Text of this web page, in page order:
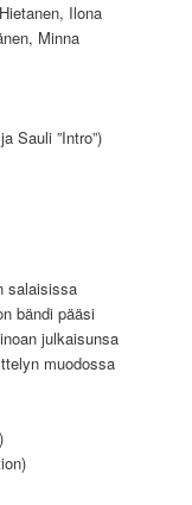
Ilona
Minna
Sauli ”Intro”)
salaisissa
bändi pääsi
julkaisunsa
muodossa